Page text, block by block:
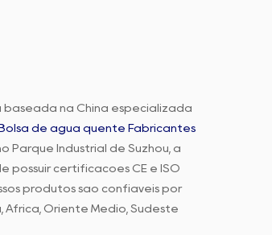
baseada na China especializada
Bolsa de água quente Fabricantes
Parque Industrial de Suzhou, a
possuir certificações CE e ISO
produtos são confiáveis por
África, Oriente Médio, Sudeste